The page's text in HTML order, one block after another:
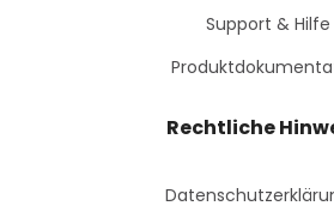
Support & Hilfe
Rechtliche